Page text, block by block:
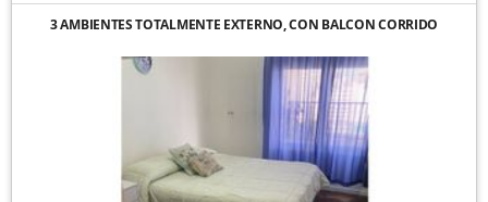
3 AMBIENTES TOTALMENTE EXTERNO, CON BALCON CORRIDO